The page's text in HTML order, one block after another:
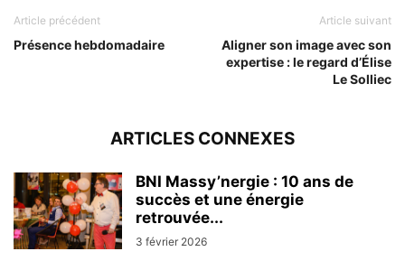
Article précédent
Présence hebdomadaire
Article suivant
Aligner son image avec son
expertise : le regard d’Élise
Le Solliec
ARTICLES CONNEXES
BNI Massy’nergie : 10 ans de
succès et une énergie
retrouvée...
3 février 2026